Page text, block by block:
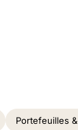
Portefeuilles